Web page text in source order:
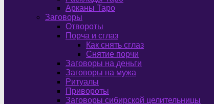
Арканы Таро
Заговоры
Отвороты
Порча и сглаз
Как снять сглаз
Снятие порчи
Заговоры на деньги
Заговоры на мужа
Ритуалы
Привороты
Заговоры сибирской целительницы